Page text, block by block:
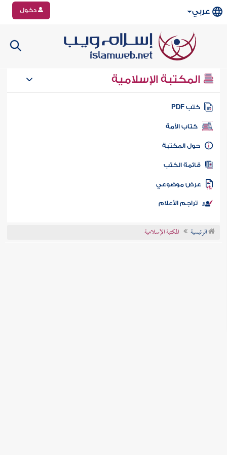
عربي دخول
المكتبة الإسلامية
كتب PDF
كتاب الأمة
المكتبة
الكتب
موضوعي
تراجم الأعلام
الرئيسية المكتبة الإسلامية